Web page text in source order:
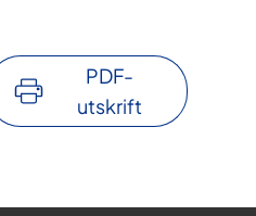
PDF-
utskrift